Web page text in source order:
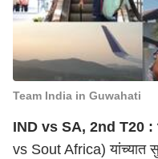
Team India in Guwahati
IND vs SA, 2nd T20 :
vs Sout Africa) यांच्यात